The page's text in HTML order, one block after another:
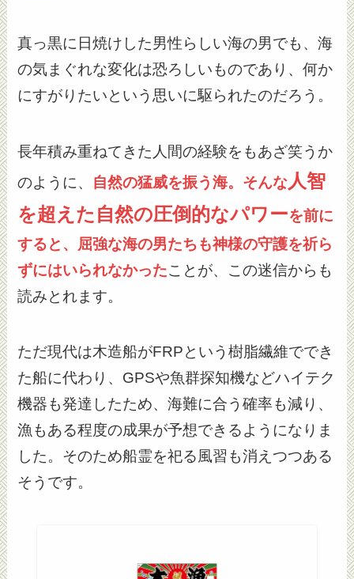
真っ黒に日焼けした男性らしい海の男でも、海
の気まぐれな変化は恐ろしいものであり、何か
にすがりたいという思いに駆られたのだろう。
長年積み重ねてきた人間の経験をもあざ笑うか
のように、 自然の猛威を振う海。そんな人智
を超えた自然の圧倒的なパワーを前に
すると、屈強な海の男たちも神様の守護を祈ら
ずにはいられなかったことが、この迷信からも
読みとれます。
ただ現代は木造船がFRPという樹脂繊維ででき
た船に代わり、GPSや魚群探知機などハイテク
機器も発達したため、海難に合う確率も減り、
漁もある程度の成果が予想できるようになりま
した。そのため船霊を祀る風習も消えつつある
そうです。